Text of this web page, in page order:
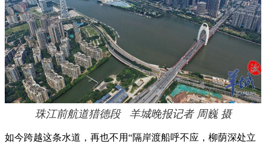
珠江前航道猎德段 羊城晚报记者 周巍 摄
如今跨越这条水道，再也不用“隔岸渡船呼不应，柳荫深处立